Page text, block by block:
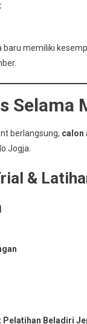
baru memiliki
Selama
berlangsung, calon
Jogja.
&
Beladiri